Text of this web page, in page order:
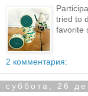
tried to
favorite
2 комментария:
суббота, 26